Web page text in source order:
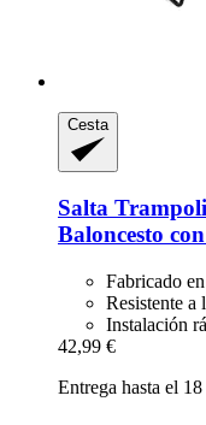
Cesta
Salta
Baloncesto
Fabricado
Resistente a
Instalación
42,99 €
Entrega hasta el